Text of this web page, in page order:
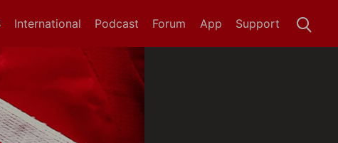
International Support
App
Forum
Podcast